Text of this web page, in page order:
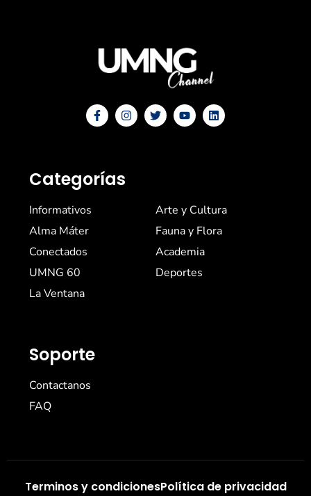
Categorías
Informativos
Alma Máter
Conectados
UMNG 60
La Ventana
Arte y Cultura
Fauna y Flora
Academia
Deportes
Soporte
Contactanos
FAQ
Terminos y condicionesPolítica de privacidad